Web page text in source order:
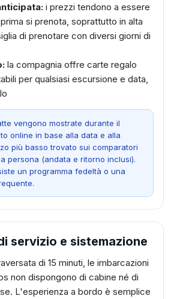
i prezzi tendono a essere
si prenota, soprattutto in alta
di prenotare con diversi giorni di
la compagnia offre carte regalo
per qualsiasi escursione e data,
vengono mostrate durante il
online in base alla data e alla
più basso trovato sui comparatori
persona (andata e ritorno inclusi).
un programma fedeltà o una
servizio e sistemazione
di 15 minuti, le imbarcazioni
non dispongono di cabine né di
L'esperienza a bordo è semplice